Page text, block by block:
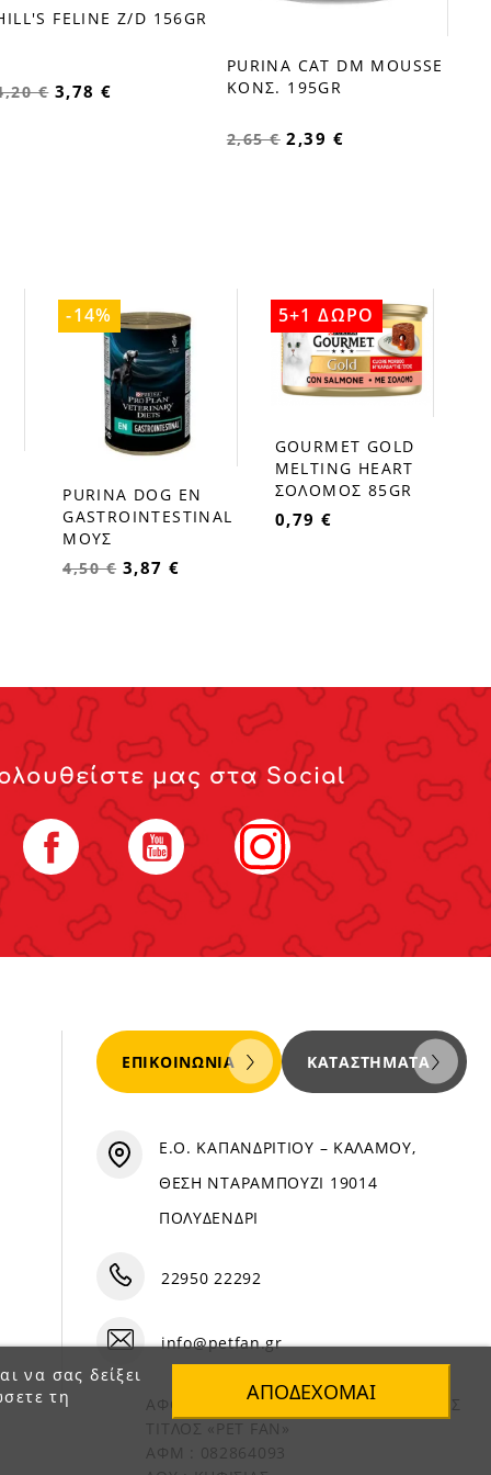
FELINE Z/D 156GR
€ 3,78 €
PURINA CAT DM MOUSSE
ΚΟΝΣ. 195GR
2,65 € 2,39 €
favorite_border
PURINA DOG EN
GASTROINTESTINAL
ΜΟΥΣ
4,50 € 3,87 €
-14%
favorite_border
GOURMET GOLD
MELTIΝG HEART
ΣΟΛΟΜΟΣ 85GR
0,79 €
5+1 ΔΩΡΟ
μας στα Social
Facebook YouTube Instagram
να σας δείξει
τη
ΑΠΟΔΈΧΟΜΑΙ
ΕΠΙΚΟΙΝΩΝΊΑ ΚΑΤΑΣΤΉΜΑΤΑ
Ε.Ο. ΚΑΠΑΝΔΡΙΤΙΟΥ – ΚΑΛΑΜΟΥ,
ΘΕΣΗ ΝΤΑΡΑΜΠΟΥΖΙ 19014
ΠΟΛΥΔΕΝΔΡΙ
22950 22292
info@petfan.gr
ΑΦΟΙ ΧΑΤΖΗΓΕΩΡΓΙΟΥ Ο.Ε. ΔΙΑΚΡΙΤΙΚΟΣ
ΤΙΤΛΟΣ «PET FAN»
ΑΦΜ : 082864093